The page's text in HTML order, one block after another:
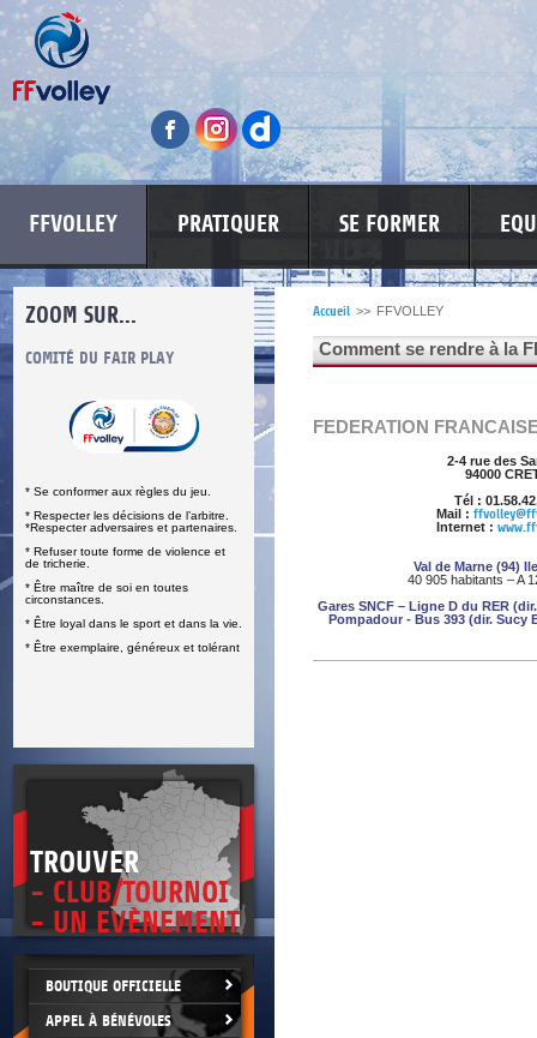
FFVOLLEY PRATIQUER SE FORMER
ZOOM SUR...
COMITÉ DU FAIR PLAY
* Se conformer aux règles du jeu.
* Respecter les décisions de l’arbitre.
*Respecter adversaires et partenaires.
* Refuser toute forme de violence et
de tricherie.
* Être maître de soi en toutes
circonstances.
* Être loyal dans le sport et dans la vie.
* Être exemplaire, généreux et tolérant
LUTTE CONTRE LES VIOLENCES MA PETITE
TROUVER
- CLUB/TOURNOI
- UN EVÈNEMENT
BOUTIQUE OFFICIELLE
APPEL À BÉNÉVOLES
Accueil >> FFVOLLEY
Comment se rendre à la
FEDERATION
2-4 rue des
94000
Tél :
Mail :
Internet :
Val de Marne (94)
40 905 habitants – A
Gares SNCF – Ligne D du RER
Pompadour - Bus 393 (dir. Sucy